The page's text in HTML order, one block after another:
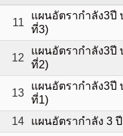
11
แผนอัตรากำลัง3ปี
ที่3)
12
แผนอัตรากำลัง3ปี
ที่2)
13
แผนอัตรากำลัง3ปี
ที่1)
14
แผนอัตรากำลัง 3